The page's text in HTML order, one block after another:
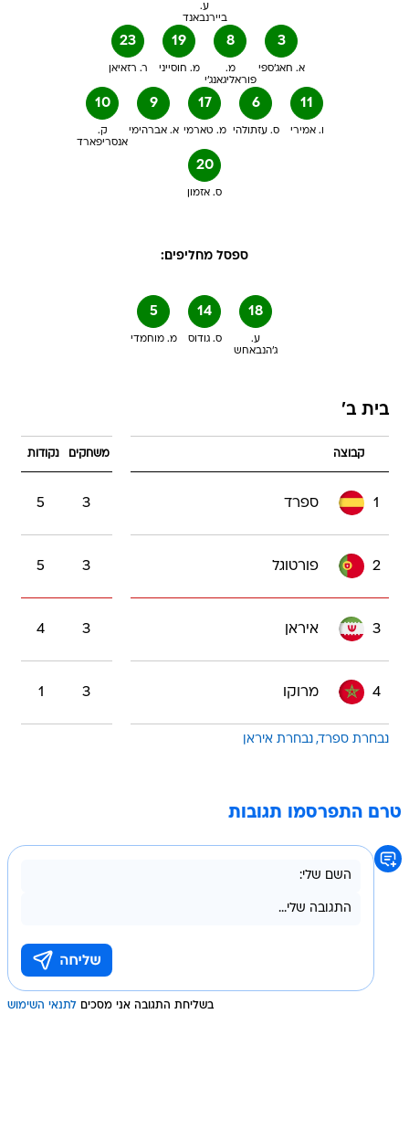
ע.
ביירנבאנד
23
ר. רזאיאן
19
מ. חוסייני
8
מ.
פוראליגאנג'י
3
א. חאג'ספי
10
ק.
אנסריפארד
9
א. אברהימי
17
מ. טארמי
6
ס. עזתולהי
11
ו. אמירי
20
ס. אזמון
ספסל מחליפים:
5
מ. מוחמדי
14
ס. גודוס
18
ע.
ג'הנבאחש
בית ב'
קבוצה משחקים נקודות
1 ספרד 3
5
2 פורטוגל 3
5
3 איראן 3
4
4 מרוקו 3
1
נבחרת ספרד נבחרת איראן
טרם התפרסמו תגובות
בשליחת התגובה אני מסכים לתנאי השימוש